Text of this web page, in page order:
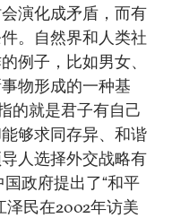
演化成矛盾，而有
。自然界和人类社
例子，比如男女、
物形成的一种基
的就是君子有自己
够求同存异、和谐
人选择外交战略有
政府提出了“和平
泽民在2002年访美